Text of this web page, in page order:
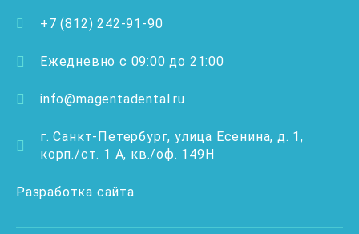
+7 (812) 242-91-90
Ежедневно с 09:00 до 21:00
info@magentadental.ru
г. Санкт-Петербург, улица Есенина, д. 1,
корп./ст. 1 А, кв./оф. 149Н
Разработка сайта